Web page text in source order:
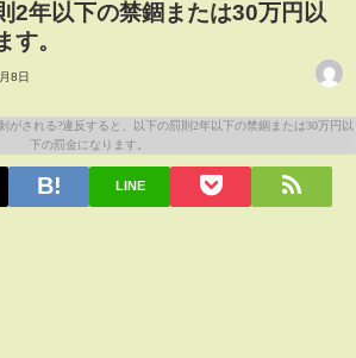
2年以下の禁錮または30万円以
す。
8日
LINE